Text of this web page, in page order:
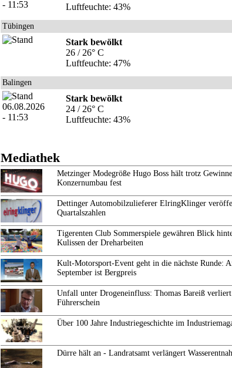
Luftfeuchte: 43%
Tübingen
Stark bewölkt
26 / 26° C
Luftfeuchte: 47%
Balingen
Stark bewölkt
24 / 26° C
Luftfeuchte: 43%
Mediathek
Metzinger Modegröße Hugo Boss hält trotz
Konzernumbau fest
Dettinger Automobilzulieferer ElringKlinger
Quartalszahlen
Tigerenten Club Sommerspiele gewähren Blick
Kulissen der Dreharbeiten
Kult-Motorsport-Event geht in die nächste Runde:
September ist Bergpreis
Unfall unter Drogeneinfluss: Thomas Bareiß verliert
Führerschein
Über 100 Jahre Industriegeschichte im
Dürre hält an - Landratsamt verlängert